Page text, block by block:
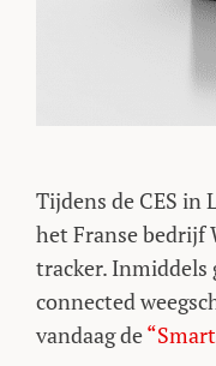
Tijdens de CES in
het Franse
tracker. Inmiddels
connected
vandaag de